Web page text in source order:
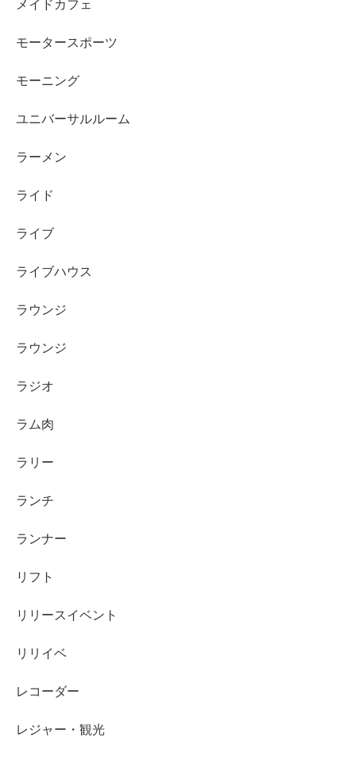
メイドカフェ
モータースポーツ
モーニング
ユニバーサルルーム
ラーメン
ライド
ライブ
ライブハウス
ラウンジ
ラウンジ
ラジオ
ラム肉
ラリー
ランチ
ランナー
リフト
リリースイベント
リリイベ
レコーダー
レジャー・観光